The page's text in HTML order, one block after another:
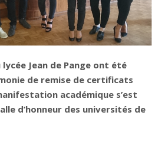
Jean de Pange ont été
de remise de certificats
académique s’est
d’honneur des universités de